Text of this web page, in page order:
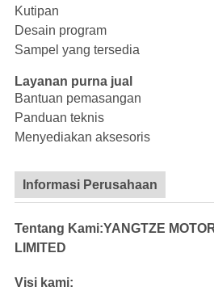
Kutipan
Desain program
Sampel yang tersedia
Layanan purna jual
Bantuan pemasangan
Panduan teknis
Menyediakan aksesoris
Informasi Perusahaan
Tentang Kami:YANGTZE
LIMITED
Visi kami: